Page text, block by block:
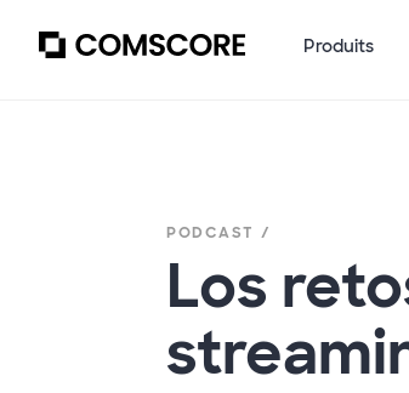
Produits
PODCAST /
Los